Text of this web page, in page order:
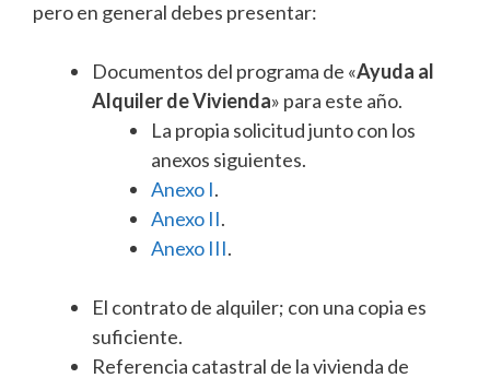
pero en general debes presentar:
Documentos del programa de «Ayuda al
Alquiler de Vivienda» para este año.
La propia solicitud junto con los
anexos siguientes.
Anexo I.
Anexo II.
Anexo III.
El contrato de alquiler; con una copia es
suficiente.
Referencia catastral de la vivienda de